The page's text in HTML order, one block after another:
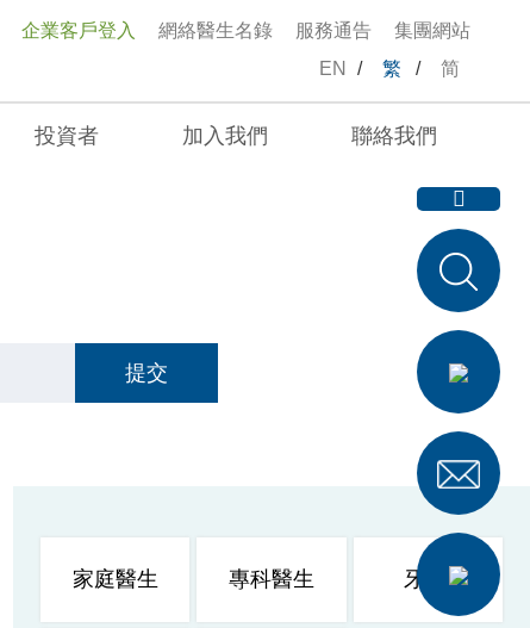
企業客戶登入 網絡醫生名錄 服務通告
集團網站
EN
/ 繁 / 简
投資者 加入我們 聯絡我們
提交
家庭醫生 專科醫生 牙 醫